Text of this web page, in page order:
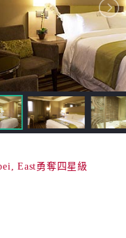
East勇奪四星級